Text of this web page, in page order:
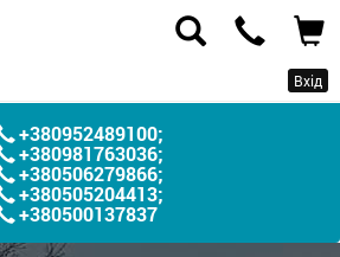
Вхід
+380952489100;
+380981763036;
+380506279866;
+380505204413;
+380500137837